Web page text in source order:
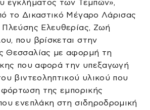
εγκλήματος των Τεμπών»,
το Δικαστικό Μέγαρο Λάρισας
Ελευθερίας, Ζωή
που βρίσκεται στην
Θεσσαλίας με αφορμή τη
που αφορά την υπεξαγωγή
βιντεοληπτικού υλικού που
φόρτωση της εμπορικής
ενεπλάκη στη σιδηροδρομική